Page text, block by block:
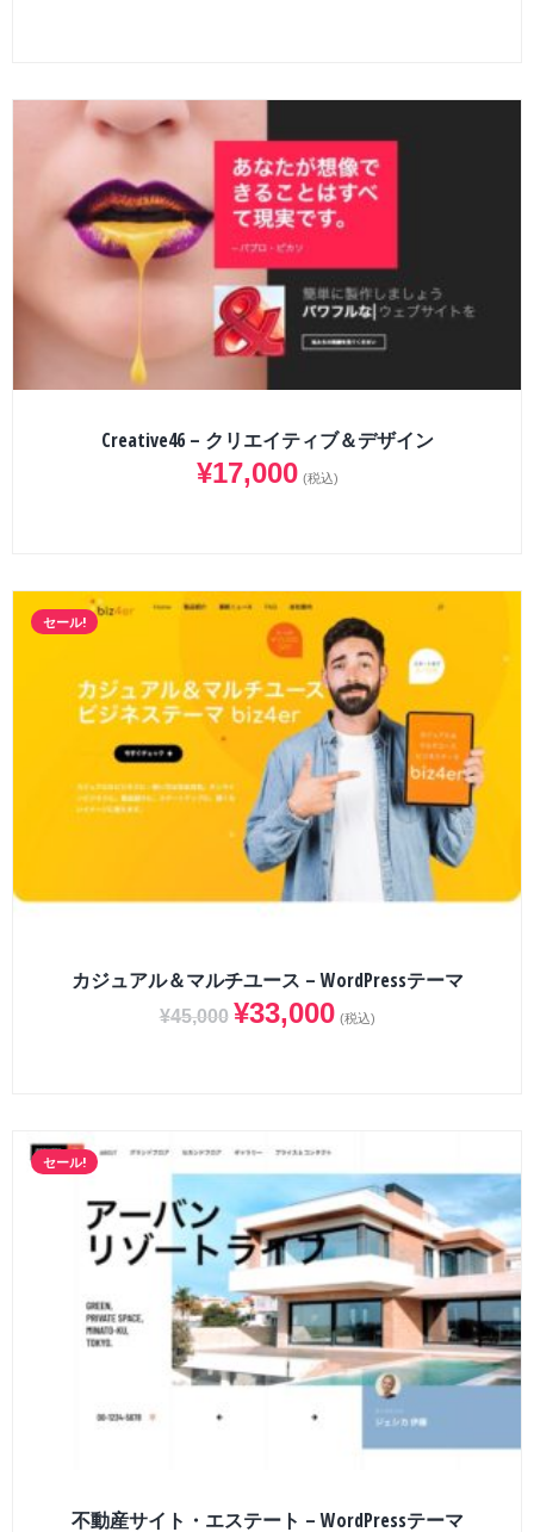
Creative46 – クリエイティブ＆デザイン
¥17,000 (税込)
セール!
カジュアル＆マルチユース – WordPressテーマ
¥45,000 ¥33,000 (税込)
セール!
不動産サイト・エステート – WordPressテーマ